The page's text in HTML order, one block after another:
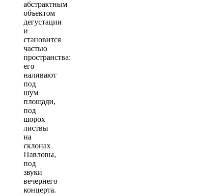
абстрактным
объектом
дегустации
и
становится
частью
пространства:
его
наливают
под
шум
площади,
под
шорох
листвы
на
склонах
Павловы,
под
звуки
вечернего
концерта.